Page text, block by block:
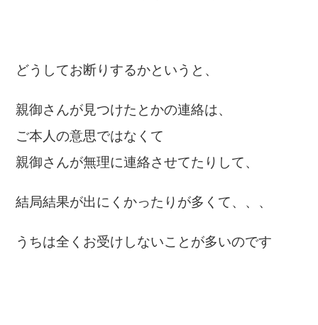
どうしてお断りするかというと、
親御さんが見つけたとかの連絡は、
ご本人の意思ではなくて
親御さんが無理に連絡させてたりして、
結局結果が出にくかったりが多くて、、、
うちは全くお受けしないことが多いのです